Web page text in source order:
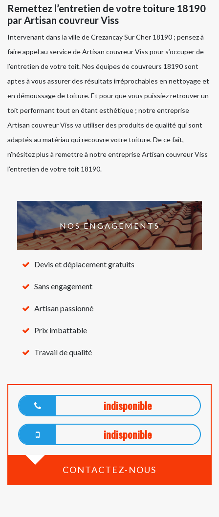
Remettez l’entretien de votre toiture 18190
par Artisan couvreur Viss
Intervenant dans la ville de Crezancay Sur Cher 18190 ; pensez à
faire appel au service de Artisan couvreur Viss pour s’occuper de
l’entretien de votre toit. Nos équipes de couvreurs 18190 sont
aptes à vous assurer des résultats irréprochables en nettoyage et
en démoussage de toiture. Et pour que vous puissiez retrouver un
toit performant tout en étant esthétique ; notre entreprise
Artisan couvreur Viss va utiliser des produits de qualité qui sont
adaptés au matériau qui recouvre votre toiture. De ce fait,
n’hésitez plus à remettre à notre entreprise Artisan couvreur Viss
l’entretien de votre toit 18190.
NOS ENGAGEMENTS
Devis et déplacement gratuits
Sans engagement
Artisan passionné
Prix imbattable
Travail de qualité
indisponible
indisponible
CONTACTEZ-NOUS